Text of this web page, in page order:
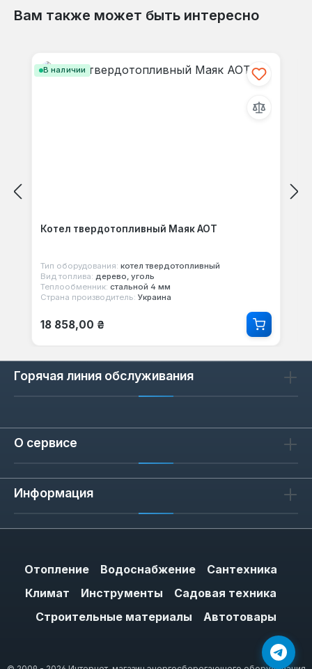
Вам также может быть интересно
В наличии
Котел твердотопливный Маяк АОТ
Тип оборудования: котел твердотопливный
Вид топлива: дерево, уголь
Теплообменник: стальной 4 мм
Страна производитель: Украина
Обычная цена:
18 858,00 ₴
Горячая линия обслуживания
О сервисе
Информация
Отопление Водоснабжение
Сантехника
Климат
Инструменты
Садовая техника
Строительные материалы
Автотовары